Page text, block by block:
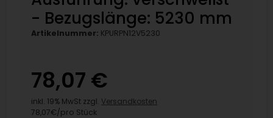
- Bezugslänge: 5230 mm
Artikelnummer: KPURPN12V5230
78,07 €
inkl. 19% MwSt zzgl. Versandkosten
78,07€/pro Stück